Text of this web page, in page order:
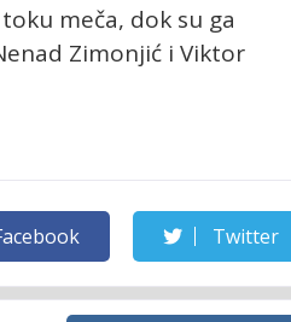
meča, dok su ga
Zimonjić i Viktor
Twitter